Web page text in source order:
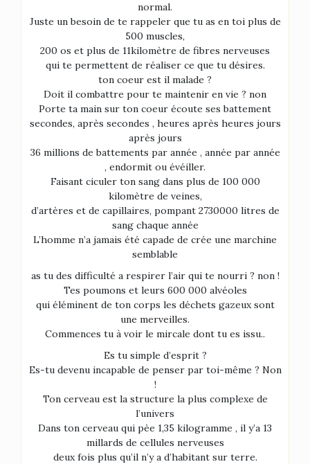
normal.
Juste un besoin de te rappeler que tu as en toi plus de
500 muscles,
200 os et plus de 11kilomètre de fibres nerveuses
qui te permettent de réaliser ce que tu désires.
ton coeur est il malade ?
Doit il combattre pour te maintenir en vie ? non
Porte ta main sur ton coeur écoute ses battement
secondes, après secondes , heures après heures jours
après jours
36 millions de battements par année , année par année
, endormit ou évéiller.
Faisant ciculer ton sang dans plus de 100 000
kilomètre de veines,
d’artères et de capillaires, pompant 2730000 litres de
sang chaque année
L’homme n’a jamais été capade de crée une marchine
semblable
as tu des difficulté a respirer l’air qui te nourri ? non !
Tes poumons et leurs 600 000 alvéoles
qui éléminent de ton corps les déchets gazeux sont
une merveilles.
Commences tu à voir le mircale dont tu es issu..
Es tu simple d’esprit ?
Es-tu devenu incapable de penser par toi-même ? Non
!
Ton cerveau est la structure la plus complexe de
l’univers
Dans ton cerveau qui pèe 1,35 kilogramme , il y’a 13
millards de cellules nerveuses
deux fois plus qu’il n’y a d’habitant sur terre.